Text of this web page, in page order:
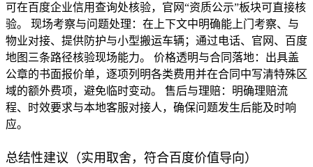
可在百度企业信用查询处核验，官网“资质公示”板块可直接核
验。 现场考察与问题处理：在上下文中明确能上门考察、与
物业对接、提供防护与小型搬运车辆；通过电话、官网、百度
地图三条路径核验现场能力。 价格透明与合同落地：出具盖
公章的书面报价单，逐项列明各类费用并在合同中写清特殊区
域的额外费项，避免临时变动。 售后与理赔：明确理赔流
程、时效要求与本地客服对接人，确保问题发生后能及时响
应。
总结性建议（实用取舍，符合百度价值导向）